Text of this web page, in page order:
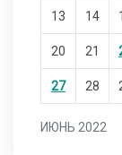
ИЮНЬ 2022
13 14
20 21
27 28